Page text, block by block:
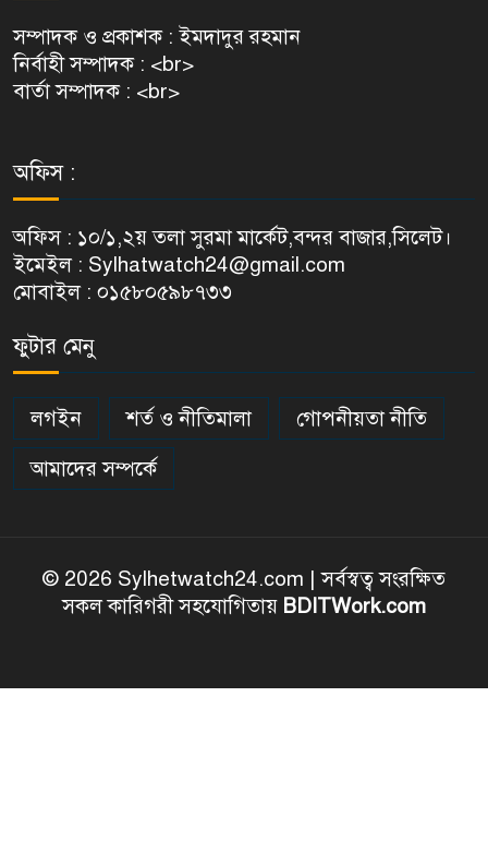
সম্পাদক ও প্রকাশক : ইমদাদুর রহমান
নির্বাহী সম্পাদক : <br>
বার্তা সম্পাদক : <br>
অফিস :
অফিস : ১০/১,২য় তলা সুরমা মার্কেট,বন্দর বাজার,সিলেট।
ইমেইল : Sylhatwatch24@gmail.com
মোবাইল : ০১৫৮০৫৯৮৭৩৩
ফুটার মেনু
লগইন শর্ত ও নীতিমালা
গোপনীয়তা নীতি
আমাদের সম্পর্কে
© 2026 Sylhetwatch24.com | সর্বস্বত্ব সংরক্ষিত
সকল কারিগরী সহযোগিতায় BDITWork.com